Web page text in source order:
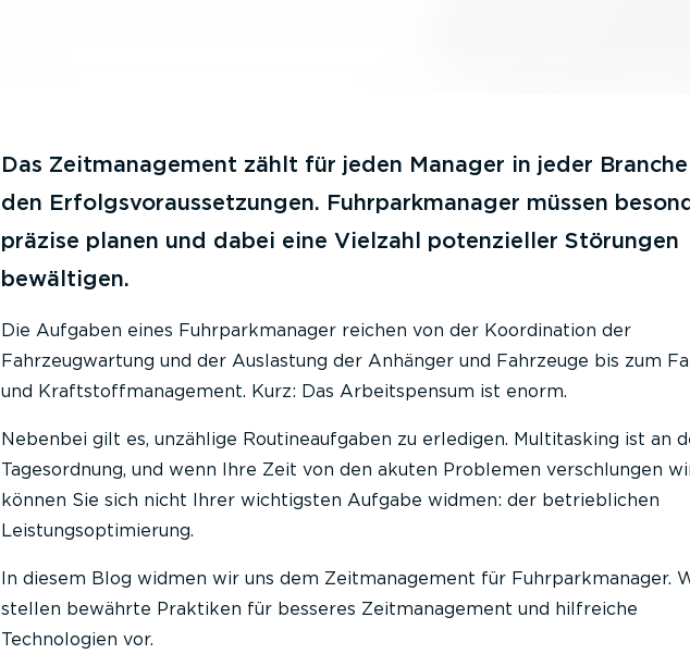
Das Zeitmanagement zählt für jeden Manager in jeder
den Erfolgsvoraussetzungen. Fuhrparkmanager müssen
präzise planen und dabei eine Vielzahl potenzieller Störungen
bewältigen.
Die Aufgaben eines Fuhrparkmanager reichen von der Koordination der
Fahrzeugwartung und der Auslastung der Anhänger und Fahrzeuge bis zum
und Kraftstoffmanagement. Kurz: Das Arbeitspensum ist enorm.
Nebenbei gilt es, unzählige Routineaufgaben zu erledigen. Multitasking ist an
Tagesordnung, und wenn Ihre Zeit von den akuten Problemen verschlungen
können Sie sich nicht Ihrer wichtigsten Aufgabe widmen: der betrieblichen
Leistungsoptimierung.
In diesem Blog widmen wir uns dem Zeitmanagement für Fuhrparkmanager.
stellen bewährte Praktiken für besseres Zeitmanagement und hilfreiche
Technologien vor.